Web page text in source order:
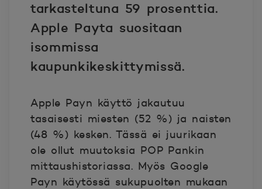
tarkasteltuna 59 prosenttia.
Apple Payta suositaan
isommissa
kaupunkikeskittymissä.
Apple Payn käyttö jakautuu
tasaisesti miesten (52 %) ja naisten
(48 %) kesken. Tässä ei juurikaan
ole ollut muutoksia POP Pankin
mittaushistoriassa. Myös Google
Payn käytössä sukupuolten mukaan